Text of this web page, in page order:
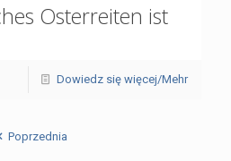
Osterreiten ist
Dowiedz się więcej/Mehr
Poprzednia